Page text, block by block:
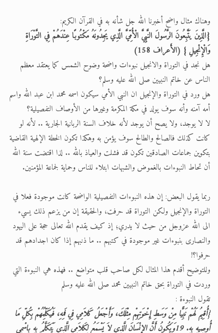
وهناك مثال واضح أخبرنا الله جل شأنه به في القرآن الكريم:
{الَّذِينَ يَتَّبِعُونَ الرَّسُولَ النَّبِيَّ الْأُمِّيَّ الَّذِي يَجِدُونَهُ مَكْتُوبًا عِنْدَهُمْ فِي التَّوْرَاةِ
وَالْإِنْجِيلِ } (الأَعراف 158)
هل نجد في التوراة والانجيل نبوءات واضحة وضوح الشمس كما يعتقد معظم
الناس عن خاتم النبيين صلى الله عليه وسلم؟
هل ورد في التوراة والإنجيل ان النبي الأمي سيكون اسمه محمد ابن عبد الله واسم
أمه آمنه وأنه سوف يولد في مكة المكرمة وغيرها من الأوصاف التفصيلية؟
لا لا يوجد، ولا يصح أن يوجد لأنه خلاف السنة الربانية الجارية .. لأنه لو
كانت كذلك فالصالح والطالح سوف يؤمن به وهكذا تكون الخطة الإلهية القاضية
بتكوين جماعات الصادقين تكون قد فشلت والعياذ بالله .. لذا اقتضت سنة الله
أن تحاط النبوءات بالغموض والشبهات ابتلاء للناس وحماية لجماعة المؤمنين.
ربما يقول البعض: إن هذه النبوءات التفصيلية الواضحة كانت موجودة فعلا في
التوراة والإنجيل ولكن التوراة قد حرفت، والحقيقة إن من يزعم ذلك يسيء
الى الله عزوجل من حيث لا يدري؛ إذ كيف يقدم الله تعالى حجة على اليهود
والنصارى بنبوءات غير موجودة في كتبهم .. ما ذنبهم إذا كان اجدادهم قد
حرفوا؟!
وللتوضيح أقدم هذا المثال لكل صاحب قلب متواضع .. فهذه هي النبوءة التي
وردت في التوراة بحق خاتم النبيين محمد صلى الله عليه وسلم
تقول النبوءة :
{أُقِيمُ لَهُمْ نَبِيًّا مِنْ وَسَطِ إِخْوَتِهِمْ مِثْلَكَ، وَأَجْعَلُ كَلاَمِي فِي فَمِهِ، فَيُكَلِّمُهُمْ بِكُلِّ مَا
أُوصِيهِ بِهِ. 19وَيَكُونُ أَنَّ الإِنْسَانَ الَّذِي لاَ يَسْمَعُ لِكَلاَمِي الَّذِي يَتَكَلَّمُ بِهِ بِاسْمِي